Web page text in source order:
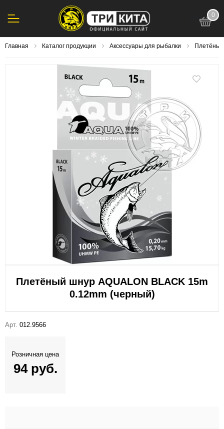
0
Главная Каталог продукции Аксессуары для рыбалки
Плетёный шнур AQUALON BLACK 15m
0.12mm (черный)
Арт. 012.9566
Розничная цена
94 руб.